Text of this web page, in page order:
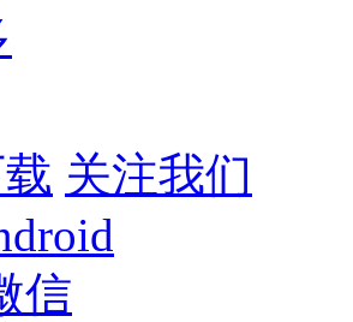
关注我们
信